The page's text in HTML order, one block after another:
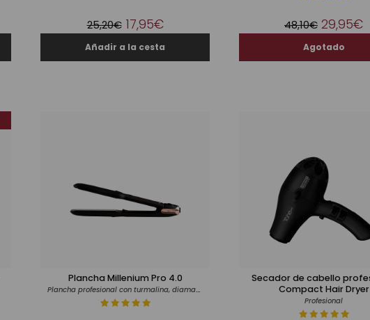
25,20€ 17,95€ 48,10€ 29,95€
Plancha Millenium Pro 4.0
Plancha profesional con turmalina, diamante y revestimiento cerámico
Secador de cabello​
Compact Hair Dryer
Profesional